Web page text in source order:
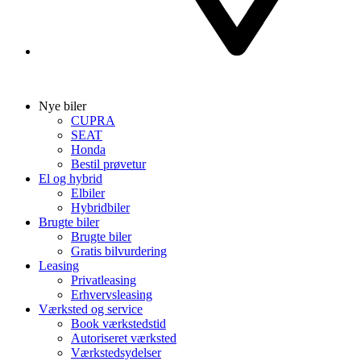
Nye biler
CUPRA
SEAT
Honda
Bestil prøvetur
El og hybrid
Elbiler
Hybridbiler
Brugte biler
Brugte biler
Gratis bilvurdering
Leasing
Privatleasing
Erhvervsleasing
Værksted og service
Book værkstedstid
Autoriseret værksted
Værkstedsydelser